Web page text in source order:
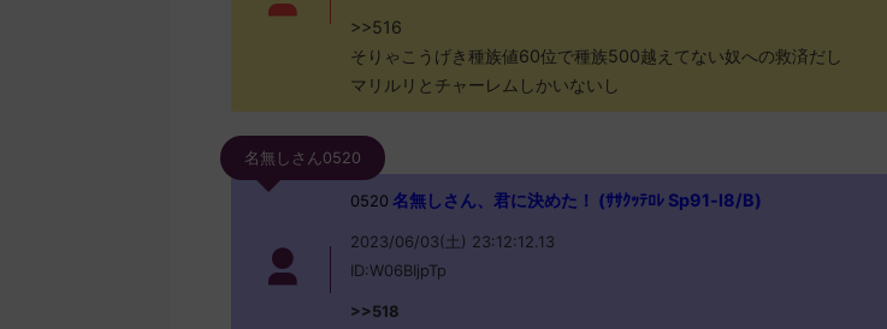
>>516
そりゃこうげき種族値60位で種族500越えてない奴への救済だし
マリルリとチャーレムしかいないし
名無しさん0520
0520 名無しさん、君に決めた！ (ｻｻｸｯﾃﾛﾚ Sp91-l8/B)
2023/06/03(土) 23:12:12.13
ID:W06BIjpTp
>>518